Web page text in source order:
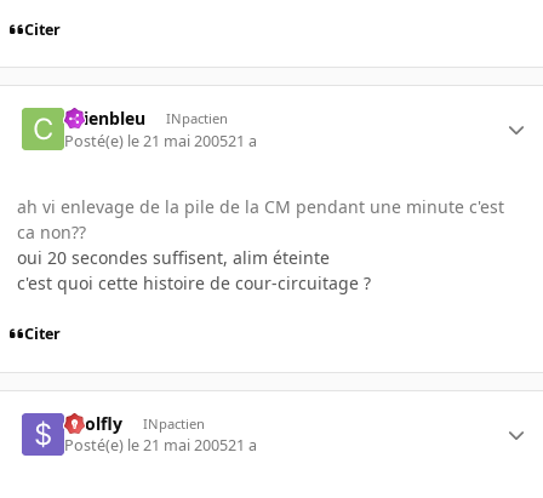
Citer
chienbleu INpactien
Posté(e) le 21 mai 200521 a
ah vi enlevage de la pile de la CM pendant une minute c'est
ca non??
oui 20 secondes suffisent, alim éteinte
c'est quoi cette histoire de cour-circuitage ?
Citer
$oolfly INpactien
Posté(e) le 21 mai 200521 a